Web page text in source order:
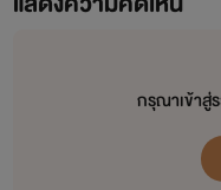
กรุณาเข้าสู่